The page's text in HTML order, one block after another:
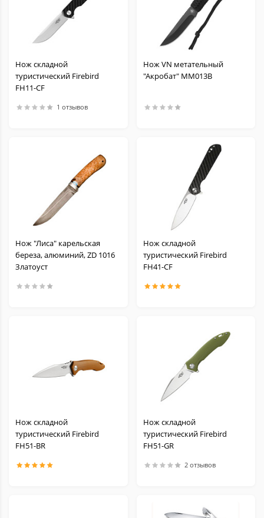
Нож складной
туристический Firebird
FH11-CF
1 отзывов
Нож VN метательный
"Акробат" MM013B
Нож "Лиса" карельская
береза, алюминий, ZD 1016
Златоуст
Нож складной
туристический Firebird
FH41-CF
Нож складной
туристический Firebird
FH51-BR
Нож складной
туристический Firebird
FH51-GR
2 отзывов